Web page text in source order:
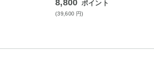
8,800 ポイント
(39,600 円)